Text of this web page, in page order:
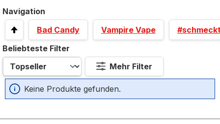
Navigation
Bad Candy
Vampire Vape
Beliebteste Filter
Mehr Filter
Keine Produkte gefunden.